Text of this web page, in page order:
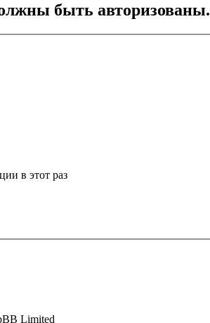
быть авторизованы.
в этот раз
Limited